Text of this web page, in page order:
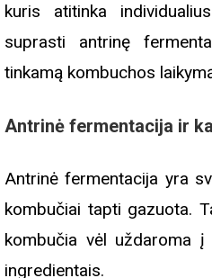
kuris atitinka
suprasti antrinę
tinkamą kombuchos
Antrinė fermentacija ir
Antrinė fermentacija yra
kombučiai tapti gazuota.
kombučia vėl uždaroma
ingredientais.